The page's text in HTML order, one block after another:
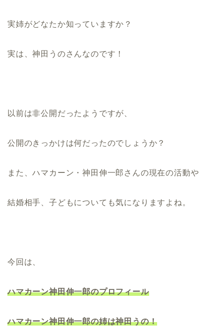
実姉がどなたか知っていますか？
実は、神田うのさんなのです！
以前は非公開だったようですが、
公開のきっかけは何だったのでしょうか？
また、ハマカーン・神田伸一郎さんの現在の活動や
結婚相手、子どもについても気になりますよね。
今回は、
ハマカーン神田伸一郎のプロフィール
ハマカーン神田伸一郎の姉は神田うの！